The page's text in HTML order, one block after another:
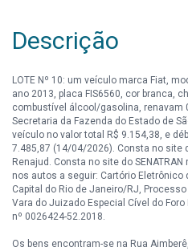
Descrição
LOTE Nº 10: um veículo marca Fiat,
ano 2013, placa FIS6560, cor branca,
combustível álcool/gasolina, renavam
Secretaria da Fazenda do Estado de
veículo no valor total R$ 9.154,38, e
7.485,87 (14/04/2026). Consta no site
Renajud. Consta no site do
nos autos a seguir: Cartório Eletrônico
Capital do Rio de Janeiro/RJ,
Vara do Juizado Especial Cível do
nº 0026424-52.2018.
Os bens encontram-se na Rua